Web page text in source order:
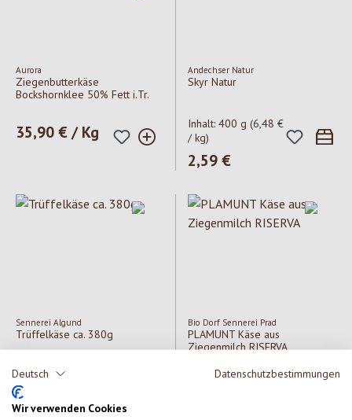
Deutsch Datenschutzbestimmungen
Wir verwenden Cookies
Aurora
Ziegenbutterkäse
Bockshornklee 50% Fett i.Tr.
Regulärer Preis:
35,90 € / Kg
Andechser Natur
Skyr Natur
Inhalt: 400 g (6,48 €
/ kg)
Regulärer Preis:
2,59 €
Sennerei Algund
Trüffelkäse ca. 380g
Regulärer Preis:
22,90 € / Kg
Bio Dorf Sennerei Prad
PLAMUNT Käse aus
Ziegenmilch RISERVA
Regulärer Preis:
44,50 € / Kg